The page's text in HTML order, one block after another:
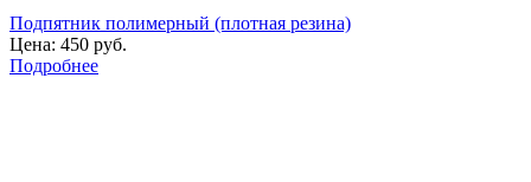
Подпятник полимерный (плотная резина)
Цена: 450 руб.
Подробнее